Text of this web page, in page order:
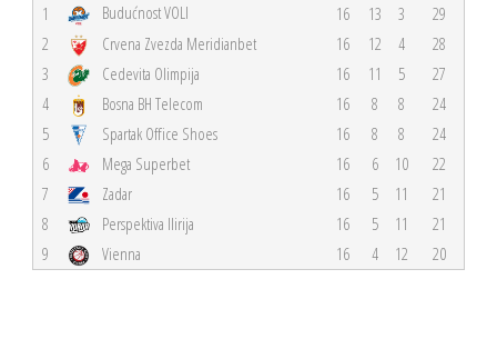
1 Budućnost VOLI 16 13 3
29
2
Crvena Zvezda Meridianbet 16 12 4
28
3
Cedevita Olimpija 16 11 5
27
4
Bosna BH Telecom 16 8 8
24
5
Spartak Office Shoes 16 8 8
24
6
Mega Superbet 16 6 10
22
7
Zadar 16 5 11
21
8
Perspektiva Ilirija 16 5 11
21
9
Vienna 16 4 12 20